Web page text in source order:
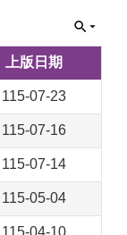
上版日期
115-07-23
115-07-16
115-07-14
115-05-04
115-04-10